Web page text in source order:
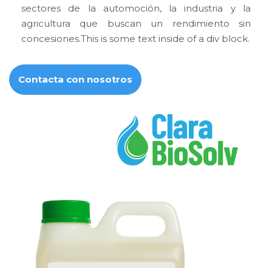
sectores de la automoción, la industria y la
agricultura que buscan un rendimiento sin
concesiones.This is some text inside of a div block.
Contacta con nosotros